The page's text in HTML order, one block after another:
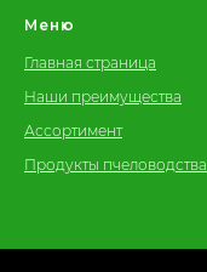
Меню
Главная страница
Наши преимущества
Ассортимент
Продукты пчеловодства